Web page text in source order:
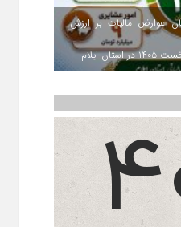
میلیارد تومان عوارض مالیات بر ارزش
ایلام